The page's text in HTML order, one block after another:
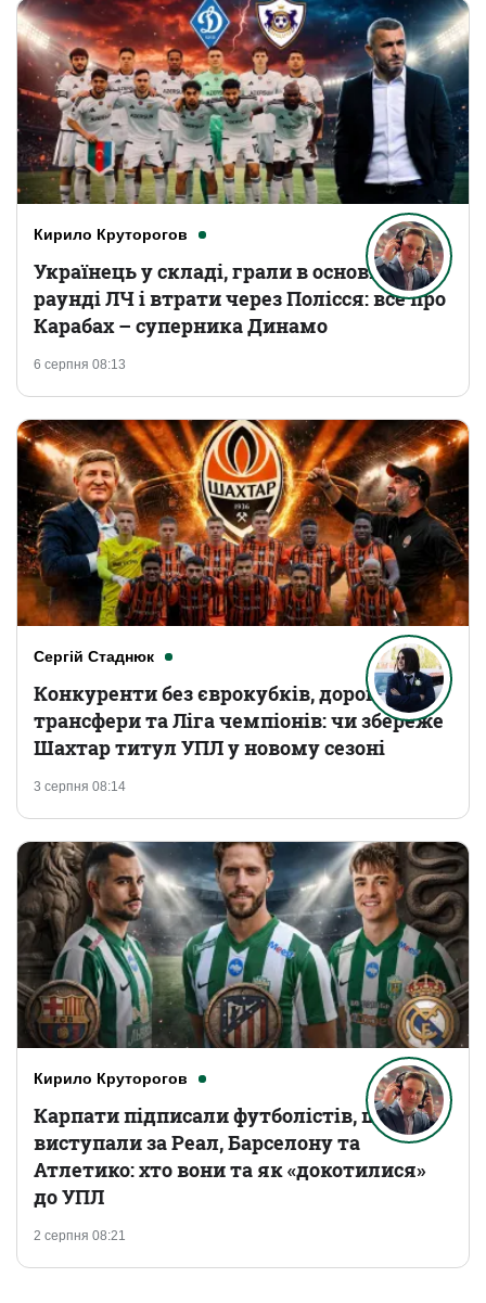
Кирило Круторогов
6 серпня 08:13
Українець у складі, грали в основному
раунді ЛЧ і втрати через Полісся: все про
Карабах – суперника Динамо
Сергій Стаднюк
3 серпня 08:14
Конкуренти без єврокубків, дорогі
трансфери та Ліга чемпіонів: чи збереже
Шахтар титул УПЛ у новому сезоні
Кирило Круторогов
2 серпня 08:21
Карпати підписали футболістів, що
виступали за Реал, Барселону та
Атлетико: хто вони та як «докотилися»
до УПЛ